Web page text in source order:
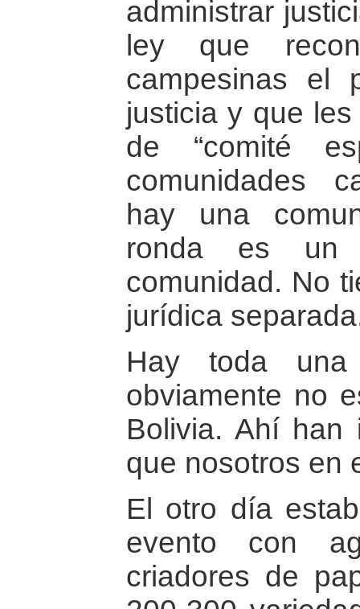
administrar
ley que
campesinas el
justicia y que
de “comité
comunidades
hay una
ronda es un
comunidad. No
jurídica
Hay toda
obviamente no
Bolivia. Ahí han
que nosotros en
El otro día
evento con
criadores de